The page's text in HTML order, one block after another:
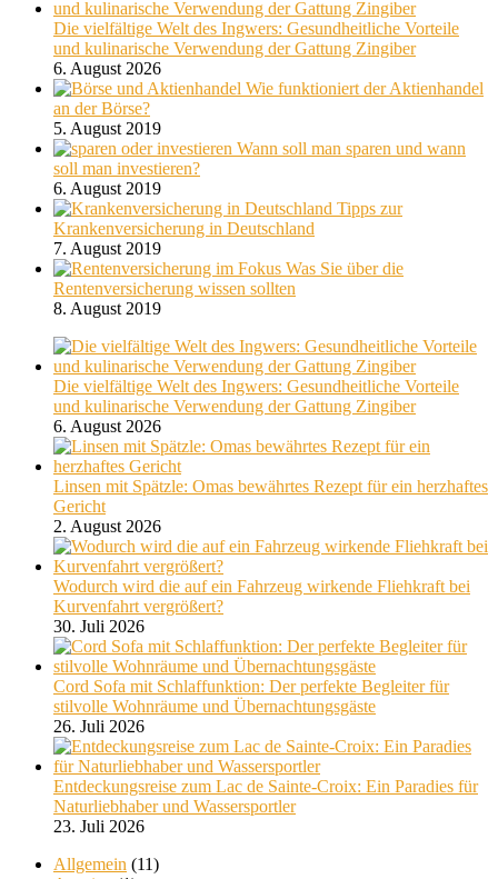
Die vielfältige Welt des Ingwers: Gesundheitliche Vorteile
und kulinarische Verwendung der Gattung Zingiber
6. August 2026
Wie funktioniert der Aktienhandel
an der Börse?
5. August 2019
Wann soll man sparen und wann
soll man investieren?
6. August 2019
Tipps zur
Krankenversicherung in Deutschland
7. August 2019
Was Sie über die
Rentenversicherung wissen sollten
8. August 2019
Die vielfältige Welt des Ingwers: Gesundheitliche Vorteile
und kulinarische Verwendung der Gattung Zingiber
6. August 2026
Linsen mit Spätzle: Omas bewährtes Rezept für ein herzhaftes
Gericht
2. August 2026
Wodurch wird die auf ein Fahrzeug wirkende Fliehkraft bei
Kurvenfahrt vergrößert?
30. Juli 2026
Cord Sofa mit Schlaffunktion: Der perfekte Begleiter für
stilvolle Wohnräume und Übernachtungsgäste
26. Juli 2026
Entdeckungsreise zum Lac de Sainte-Croix: Ein Paradies für
Naturliebhaber und Wassersportler
23. Juli 2026
Allgemein (11)